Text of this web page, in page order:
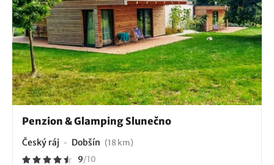
Penzion & Glamping Slunečno
Český ráj Dobšín (18 km)
9/10